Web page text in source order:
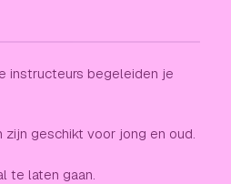
instructeurs begeleiden je
geschikt voor jong en oud.
te laten gaan.